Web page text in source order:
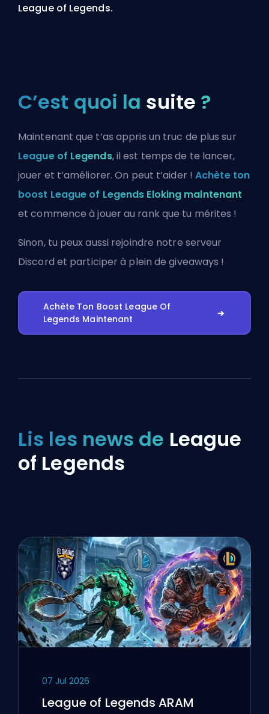
League of Legends.
C’est quoi la suite ?
Maintenant que t’as appris un truc de plus sur
League of Legends, il est temps de te lancer,
jouer et t’améliorer. On peut t’aider !Achète ton
boost League of Legends Eloking maintenant
et commence à jouer au rank que tu mérites !
Sinon, tu peux aussi rejoindre notre serveur
Discord et participer à plein de giveaways !
Achète Ton Boost League Of
Legends Maintenant
Lis les news de League
of Legends
07 Jul 2026
League of Legends ARAM